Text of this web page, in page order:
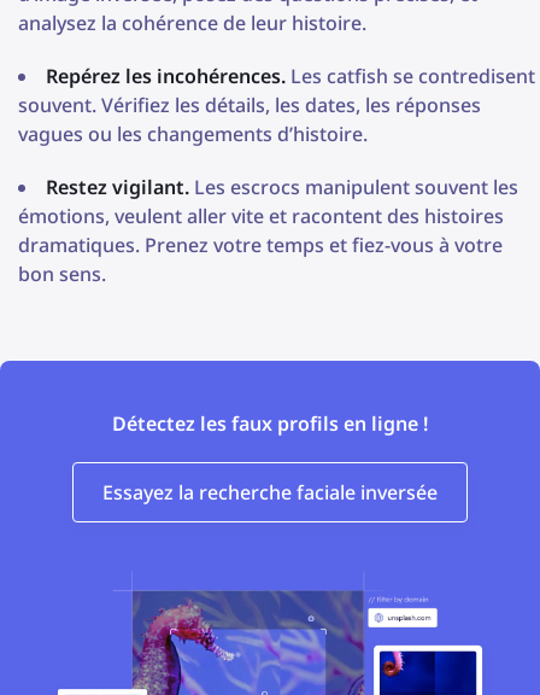
analysez la cohérence de leur histoire.
Repérez les incohérences. Les catfish se contredisent
souvent. Vérifiez les détails, les dates, les réponses
vagues ou les changements d’histoire.
Restez vigilant. Les escrocs manipulent souvent les
émotions, veulent aller vite et racontent des histoires
dramatiques. Prenez votre temps et fiez-vous à votre
bon sens.
Détectez les faux profils en ligne !
Essayez la recherche faciale inversée